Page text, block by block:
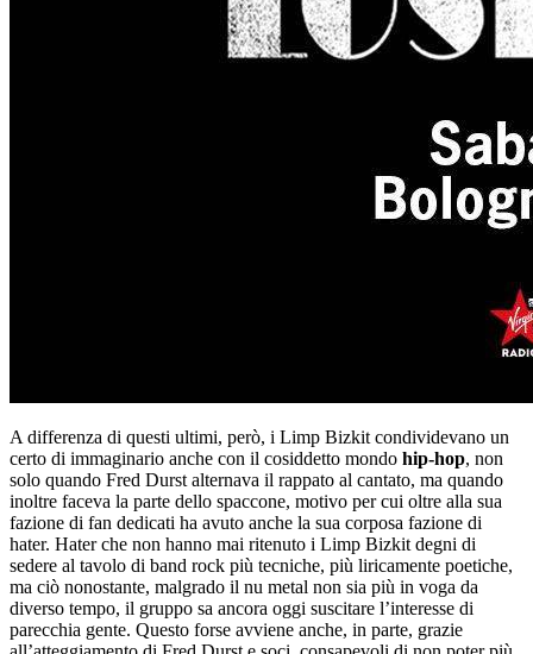
A differenza di questi ultimi, però, i Limp Bizkit condividevano un
certo di immaginario anche con il cosiddetto mondo hip-hop, non
solo quando Fred Durst alternava il rappato al cantato, ma quando
inoltre faceva la parte dello spaccone, motivo per cui oltre alla sua
fazione di fan dedicati ha avuto anche la sua corposa fazione di
hater. Hater che non hanno mai ritenuto i Limp Bizkit degni di
sedere al tavolo di band rock più tecniche, più liricamente poetiche,
ma ciò nonostante, malgrado il nu metal non sia più in voga da
diverso tempo, il gruppo sa ancora oggi suscitare l’interesse di
parecchia gente. Questo forse avviene anche, in parte, grazie